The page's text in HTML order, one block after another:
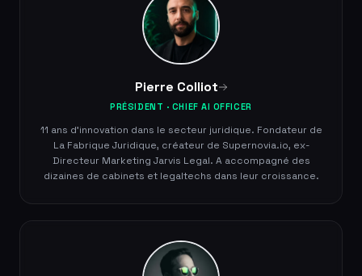
Pierre Colliot
PRÉSIDENT · CHIEF AI OFFICER
11 ans d'innovation dans le secteur juridique. Fondateur de
La Fabrique Juridique, créateur de Supernovia.io, ex-
Directeur Marketing Jarvis Legal. A accompagné des
dizaines de cabinets et legaltechs dans leur croissance.